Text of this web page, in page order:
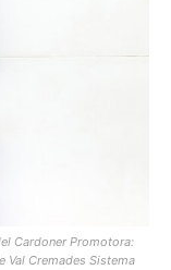
Cardoner Promotora:
Val Cremades Sistema